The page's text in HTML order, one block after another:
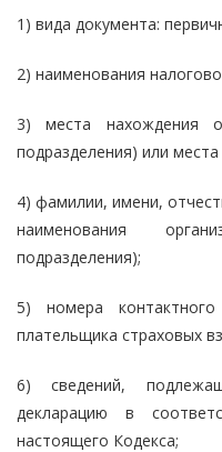
1) вида документа:
2) наименования
3) места нахождения
подразделения) или
4) фамилии, имени,
наименования
подразделения);
5) номера контактного
плательщика страховых
6) сведений,
декларацию в
настоящего Кодекса;